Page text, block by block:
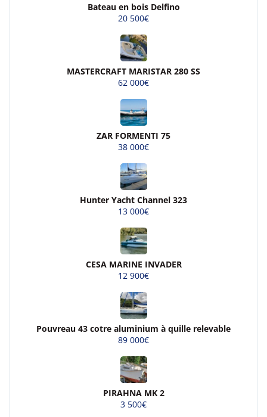
Bateau en bois Delfino
20 500€
MASTERCRAFT MARISTAR 280 SS
62 000€
ZAR FORMENTI 75
38 000€
Hunter Yacht Channel 323
13 000€
CESA MARINE INVADER
12 900€
Pouvreau 43 cotre aluminium à quille relevable
89 000€
PIRAHNA MK 2
3 500€